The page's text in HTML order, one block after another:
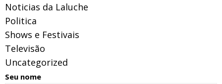
Noticias da Laluche
Politica
Shows e Festivais
Televisão
Uncategorized
Seu nome